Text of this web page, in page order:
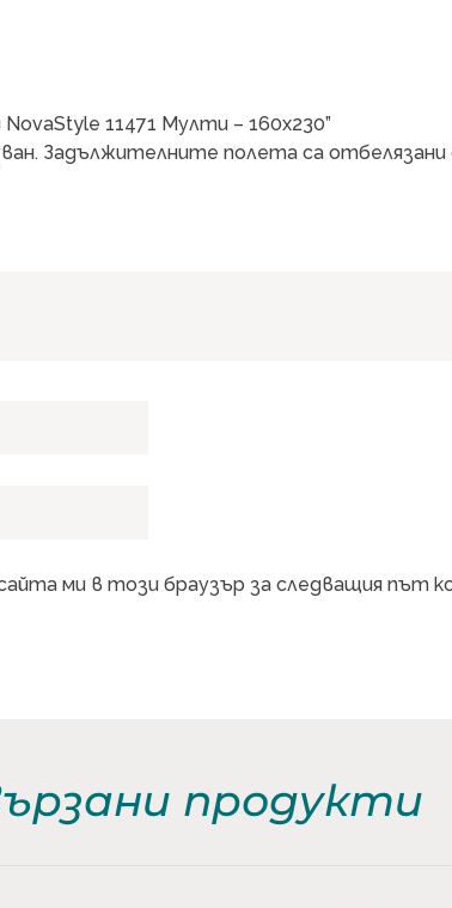
11471 Мулти – 160х230”
Задължителните полета са
ми в този браузър за следващия път
продукти